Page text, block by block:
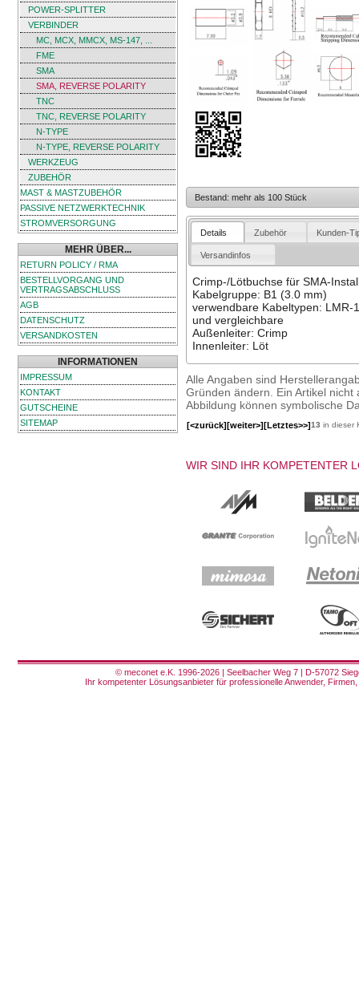
POWER-SPLITTER
VERBINDER
MC, MCX, MMCX, MS-147, ...
FME
SMA
SMA, REVERSE POLARITY
TNC
TNC, REVERSE POLARITY
N-TYPE
N-TYPE, REVERSE POLARITY
WERKZEUG
ZUBEHÖR
MAST & MASTZUBEHÖR
PASSIVE NETZWERKTECHNIK
STROMVERSORGUNG
MEHR ÜBER...
RETURN POLICY / RMA
BESTELLVORGANG UND
VERTRAGSABSCHLUSS
AGB
DATENSCHUTZ
VERSANDKOSTEN
INFORMATIONEN
IMPRESSUM
KONTAKT
GUTSCHEINE
SITEMAP
Bestand: mehr als 100 Stück
Details Zubehör Kunden-
Versandinfos
Crimp-/Lötbuchse für SMA-
Kabelgruppe: B1 (3.0 mm)
verwendbare Kabeltypen: LMR-
und vergleichbare
Außenleiter: Crimp
Innenleiter: Löt
Alle Angaben sind
Gründen ändern. Ein Artikel
Abbildung können symbolische
[<zurück][weiter>][Letztes>>]13 in dieser
WIR SIND IHR KOMPETENTER
© meconet e.K. 1996-2026 | Seelbacher Weg 7 | D-57072
Ihr kompetenter Lösungsanbieter für professionelle Anwender,